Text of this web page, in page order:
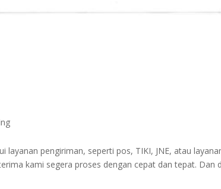
pengiriman, seperti pos, TIKI, JNE, atau
kami segera proses dengan cepat dan tepat. Dan